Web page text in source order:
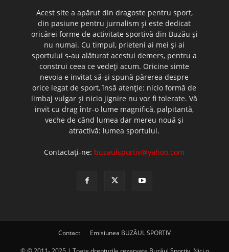
Acest site a apărut din dragoste pentru sport,
din pasiune pentru jurnalism şi este dedicat
oricărei forme de activitate sportivă din Buzău şi
nu numai. Cu timpul, prieteni ai mei şi ai
sportului s-au alăturat acestui demers, pentru a
construi ceea ce vedeţi acum. Oricine simte
nevoia e invitat să-şi spună părerea despre
orice legat de sport, însă atenţie: nicio formă de
limbaj vulgar şi nicio jignire nu vor fi tolerate. Vă
invit cu drag într-o lume magnifică, palpitantă,
veche de când lumea dar mereu nouă şi
atractivă: lumea sportului.
Contactați-ne: buzaulsportiv@yahoo.com
Contact Emisiunea BUZĂUL SPORTIV